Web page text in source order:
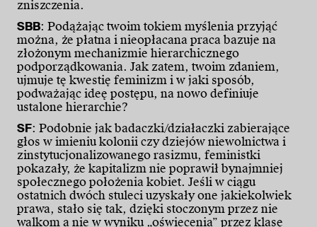
zniszczenia.
SBB: Podążając twoim tokiem myślenia przyjąć
można, że płatna i nieopłacana praca bazuje na
złożonym mechanizmie hierarchicznego
podporządkowania. Jak zatem, twoim zdaniem,
ujmuje tę kwestię feminizm i w jaki sposób,
podważając ideę postępu, na nowo definiuje
ustalone hierarchie?
SF: Podobnie jak badaczki/działaczki zabierające
głos w imieniu kolonii czy dziejów niewolnictwa i
zinstytucjonalizowanego rasizmu, feministki
pokazały, że kapitalizm nie poprawił bynajmniej
społecznego położenia kobiet. Jeśli w ciągu
ostatnich dwóch stuleci uzyskały one jakiekolwiek
prawa, stało się tak, dzięki stoczonym przez nie
walkom a nie w wyniku „oświecenia” przez klasę